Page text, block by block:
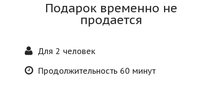
Подарок временно не
продается
Для 2 человек
Продолжительность 60 минут